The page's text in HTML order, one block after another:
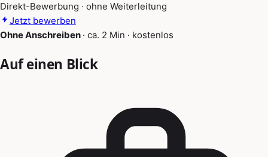
Direkt-Bewerbung · ohne Weiterleitung
Jetzt bewerben
Ohne Anschreiben · ca. 2 Min · kostenlos
Auf einen Blick